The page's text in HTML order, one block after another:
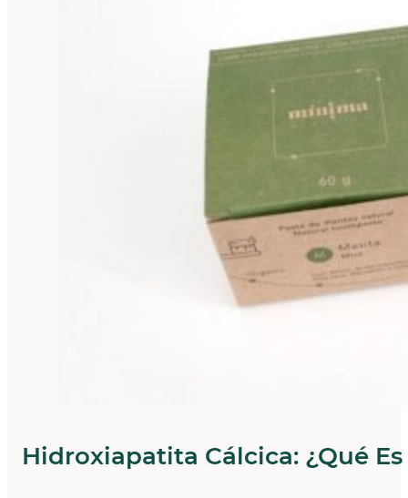
Hidroxiapatita Cálcica: ¿Qué